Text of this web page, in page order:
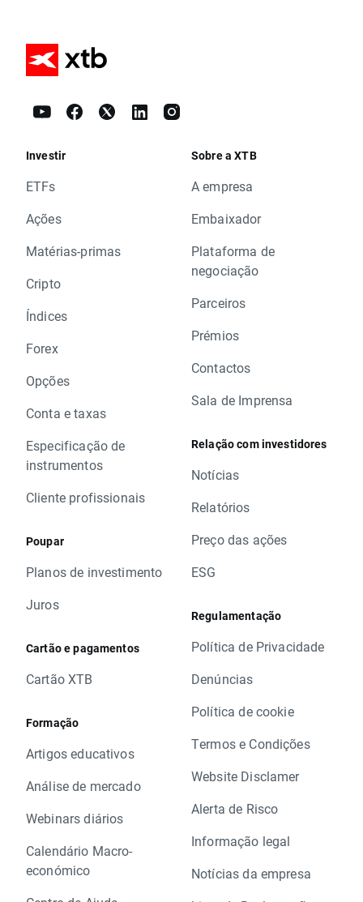
Investir
ETFs
Ações
Matérias-primas
Cripto
Índices
Forex
Opções
Conta e taxas
Especificação de
instrumentos
Cliente profissionais
Poupar
Planos de investimento
Juros
Cartão e pagamentos
Cartão XTB
Formação
Artigos educativos
Análise de mercado
Webinars diários
Calendário Macro-
económico
Sobre a XTB
A empresa
Embaixador
Plataforma de
negociação
Parceiros
Prémios
Contactos
Sala de Imprensa
Relação com investidores
Notícias
Relatórios
Preço das ações
ESG
Regulamentação
Política de Privacidade
Denúncias
Política de cookie
Termos e Condições
Website Disclamer
Alerta de Risco
Informação legal
Notícias da empresa